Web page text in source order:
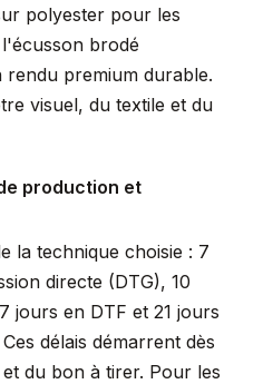
polyester pour les
brodé
premium durable.
visuel, du textile et du
production et
la technique choisie : 7
directe (DTG), 10
jours en DTF et 21 jours
délais démarrent dès
du bon à tirer. Pour les